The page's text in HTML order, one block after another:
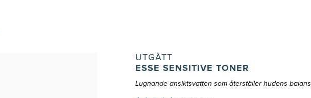
UTGÅTT
ESSE SENSITIVE TONER
Lugnande ansiktsvatten som återställer hudens balans